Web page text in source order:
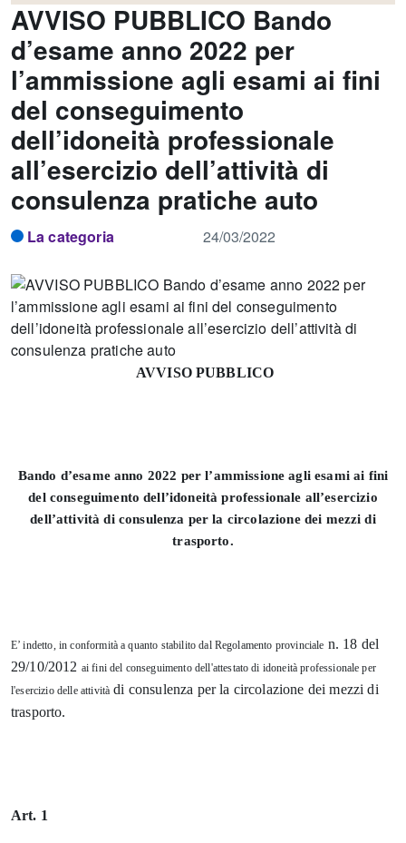
AVVISO PUBBLICO Bando
d’esame anno 2022 per
l’ammissione agli esami ai fini
del conseguimento
dell’idoneità professionale
all’esercizio dell’attività di
consulenza pratiche auto
La categoria 24/03/2022
AVVISO PUBBLICO
Bando d’esame anno 2022 per l’ammissione agli esami ai fini
del conseguimentodell’idoneità professionale all’esercizio
dell’attività di consulenza per la circolazione dei mezzi di
trasporto.
E’ indetto, in conformità a quanto stabilito dal Regolamento provinciale n. 18 del
29/10/2012 ai fini del conseguimento dell'attestato di idoneità professionale per
l'esercizio delle attività di consulenza per la circolazione dei mezzi di
trasporto.
Art. 1